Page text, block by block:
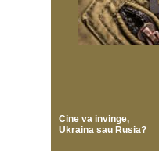
Cine va invinge,
Ukraina sau Rusia?